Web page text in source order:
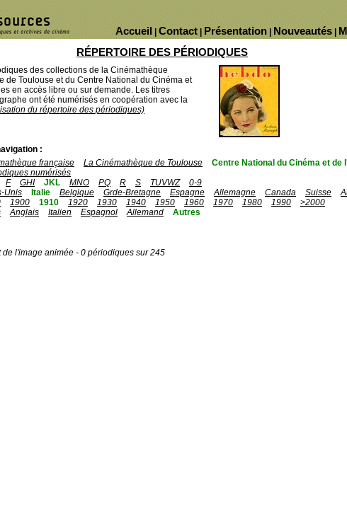
Nouveautés
Présentation
Contact
Accueil
RÉPERTOIRE DES PÉRIODIQUES
des collections de la Cinémathèque
de Toulouse et du Centre National du Cinéma et
en accès libre ou sur demande. Les titres
ont été numérisés en coopération avec la
du répertoire des périodiques)
:
française La Cinémathèque de Toulouse
Centre National du Cinéma et de
numérisés
F GHI JKL MNO PQ R S TUVWZ
0-9
Unis Italie Belgique Grde-Bretagne Espagne Allemagne Canada Suisse
1900 1910 1920 1930 1940 1950 1960 1970 1980 1990
>2000
Anglais Italien Espagnol Allemand
Autres
l'image animée - 0 périodiques sur 245